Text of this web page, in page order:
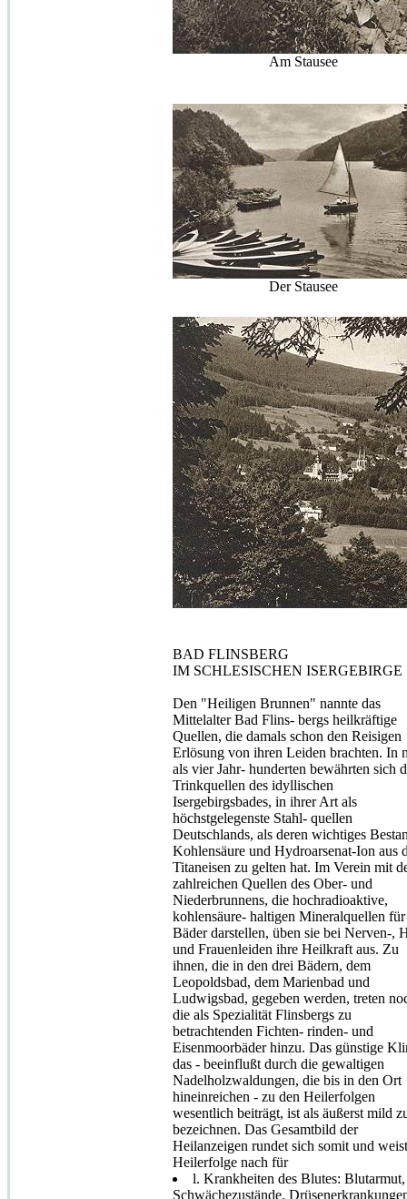
Am Stausee
Der Stausee
BAD FLINSBERG
IM SCHLESISCHEN ISERGEBIRGE
Den "Heiligen Brunnen" nannte das
Mittelalter Bad Flins- bergs heilkräftige
Quellen, die damals schon den Reisigen
Erlösung von ihren Leiden brachten. In
als vier Jahr- hunderten bewährten sich
Trinkquellen des idyllischen
Isergebirgsbades, in ihrer Art als
höchstgelegenste Stahl- quellen
Deutschlands, als deren wichtiges
Kohlensäure und Hydroarsenat-Ion aus
Titaneisen zu gelten hat. Im Verein mit
zahlreichen Quellen des Ober- und
Niederbrunnens, die hochradioaktive,
kohlensäure- haltigen Mineralquellen
Bäder darstellen, üben sie bei Nerven-,
und Frauenleiden ihre Heilkraft aus. Zu
ihnen, die in den drei Bädern, dem
Leopoldsbad, dem Marienbad und
Ludwigsbad, gegeben werden, treten
die als Spezialität Flinsbergs zu
betrachtenden Fichten- rinden- und
Eisenmoorbäder hinzu. Das günstige
das - beeinflußt durch die gewaltigen
Nadelholzwaldungen, die bis in den Ort
hineinreichen - zu den Heilerfolgen
wesentlich beiträgt, ist als äußerst mild
bezeichnen. Das Gesamtbild der
Heilanzeigen rundet sich somit und weist
Heilerfolge nach für
l. Krankheiten des Blutes: Blutarmut,
Schwächezustände,